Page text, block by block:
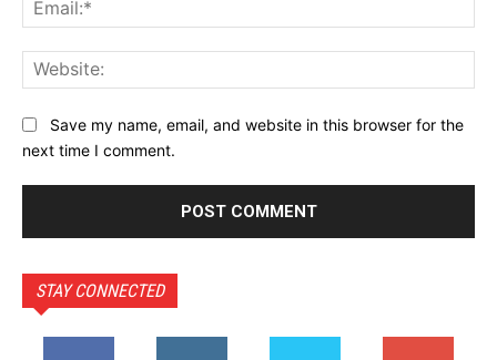
Save my name, email, and website in this browser for the
next time I comment.
STAY CONNECTED